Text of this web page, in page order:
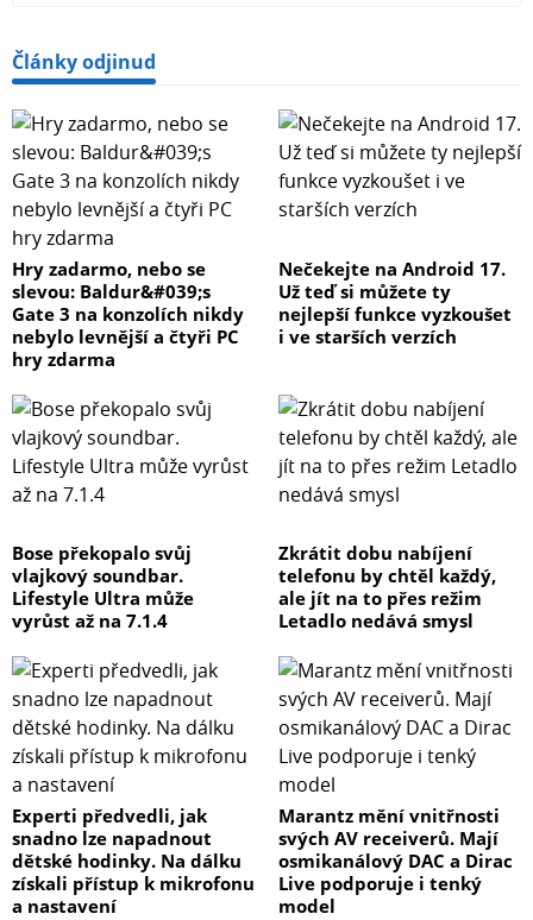
Články odjinud
Hry zadarmo, nebo se
slevou: Baldur&#039;s
Gate 3 na konzolích nikdy
nebylo levnější a čtyři PC
hry zdarma
Nečekejte na Android 17.
Už teď si můžete ty
nejlepší funkce vyzkoušet
i ve starších verzích
Bose překopalo svůj
vlajkový soundbar.
Lifestyle Ultra může
vyrůst až na 7.1.4
Zkrátit dobu nabíjení
telefonu by chtěl každý,
ale jít na to přes režim
Letadlo nedává smysl
Experti předvedli, jak
snadno lze napadnout
dětské hodinky. Na dálku
získali přístup k mikrofonu
a nastavení
Marantz mění vnitřnosti
svých AV receiverů. Mají
osmikanálový DAC a Dirac
Live podporuje i tenký
model